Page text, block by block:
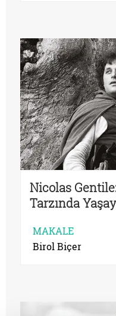
Nicolas
Tarzında
MAKALE
Birol Biçer